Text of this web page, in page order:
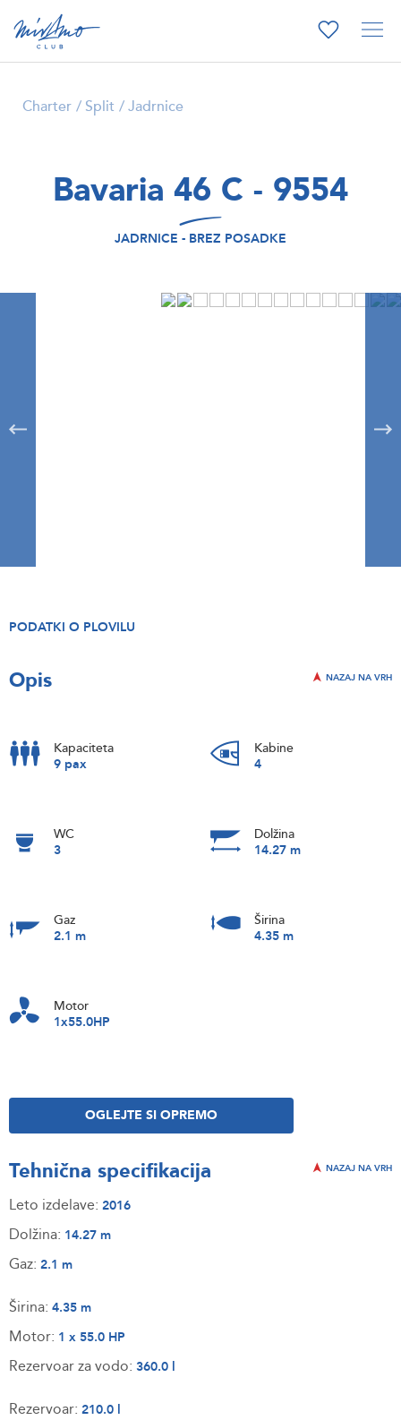
Charter Split Jadrnice
Bavaria 46 C - 9554
JADRNICE - BREZ POSADKE
PODATKI O PLOVILU
Opis NAZAJ NA VRH
Kapaciteta
9 pax
Kabine
4
WC
3
Dolžina
14.27 m
Gaz
2.1 m
Širina
4.35 m
Motor
1x55.0HP
OGLEJTE SI OPREMO
Tehnična specifikacija NAZAJ NA VRH
Leto izdelave: 2016
Dolžina: 14.27 m
Gaz: 2.1 m
Širina: 4.35 m
Motor: 1 x 55.0 HP
Rezervoar za vodo: 360.0 l
Rezervoar: 210.0 l